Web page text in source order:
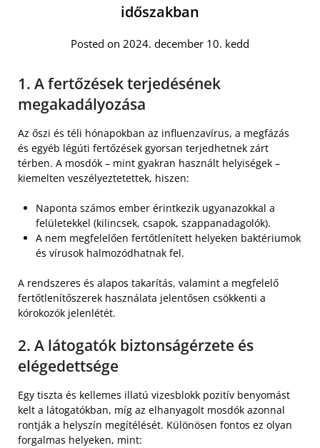
időszakban
Posted on 2024. december 10. kedd
1. A fertőzések terjedésének
megakadályozása
Az őszi és téli hónapokban az influenzavírus, a megfázás
és egyéb légúti fertőzések gyorsan terjedhetnek zárt
térben. A mosdók – mint gyakran használt helyiségek –
kiemelten veszélyeztetettek, hiszen:
Naponta számos ember érintkezik ugyanazokkal a
felületekkel (kilincsek, csapok, szappanadagolók).
A nem megfelelően fertőtlenített helyeken baktériumok
és vírusok halmozódhatnak fel.
A rendszeres és alapos takarítás, valamint a megfelelő
fertőtlenítőszerek használata jelentősen csökkenti a
kórokozók jelenlétét.
2. A látogatók biztonságérzete és
elégedettsége
Egy tiszta és kellemes illatú vizesblokk pozitív benyomást
kelt a látogatókban, míg az elhanyagolt mosdók azonnal
rontják a helyszín megítélését. Különösen fontos ez olyan
forgalmas helyeken, mint: